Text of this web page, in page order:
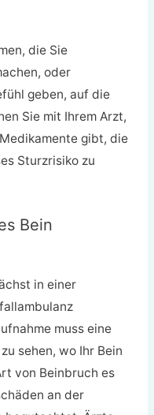
die Sie
oder
geben, auf die
Sie mit Ihrem Arzt,
gibt, die
Sturzrisiko zu
Bein
in einer
muss eine
sehen, wo Ihr Bein
von Beinbruch es
an der